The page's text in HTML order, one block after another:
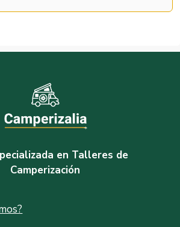
en Talleres de
Camperización